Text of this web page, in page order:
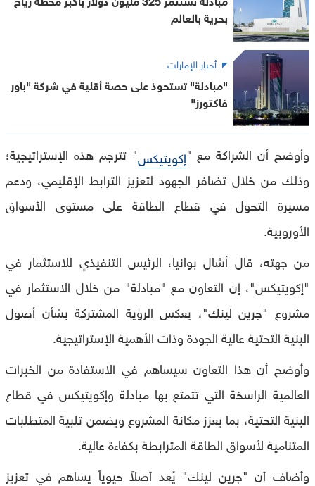
بحرية بالعالم
أخبار الإمارات
"مبادلة" تستحوذ على حصة أقلية في شركة "باور
فاكتورز"
وأوضح أن الشراكة مع "إكويتيكس" تترجم هذه الإستراتيجية؛
وذلك من خلال تضافر الجهود لتعزيز الترابط الإقليمي، ودعم
مسيرة التحول في قطاع الطاقة على مستوى الأسواق
الأوروبية.
من جهته، قال أشال بوانيا، الرئيس التنفيذي للاستثمار في
"إكويتيكس"، إن التعاون مع "مبادلة" من خلال الاستثمار في
مشروع "جرين لينك"، يعكس الرؤية المشتركة بشأن أصول
البنية التحتية عالية الجودة وذات الأهمية الإستراتيجية.
وأوضح أن هذا التعاون سيساهم في الاستفادة من الخبرات
العالمية الراسخة التي تتمتع بها مبادلة وإكويتيكس في قطاع
البنية التحتية، بما يعزز مكانة المشروع ويضمن تلبية المتطلبات
المتنامية لأسواق الطاقة المترابطة بكفاءة عالية.
وأضاف أن "جرين لينك" يُعد أصلاً حيوياً يساهم في تعزيز